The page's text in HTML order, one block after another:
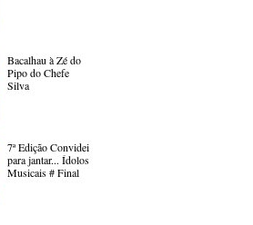
Bacalhau à Zé do
Pipo do Chefe
Silva
7ª Edição Convidei
para jantar... Ídolos
Musicais # Final